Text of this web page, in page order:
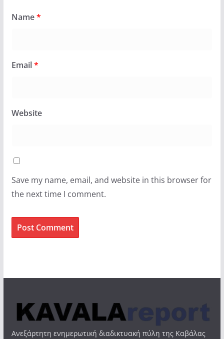
Name*
Email*
Website
Save my name, email, and website in this browser for
the next time I comment.
Ανεξάρτητη ενημερωτική διαδικτυακή πύλη της Καβάλας